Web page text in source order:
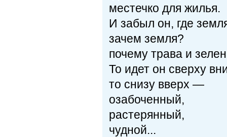
местечко для жилья.
И забыл он, где
зачем земля?
почему трава и
То идет он сверху
то снизу вверх —
озабоченный,
растерянный,
чудной...